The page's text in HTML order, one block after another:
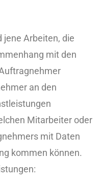
jene Arbeiten, die
mit den
an den
Mitarbeiter oder
mit Daten
kommen können.